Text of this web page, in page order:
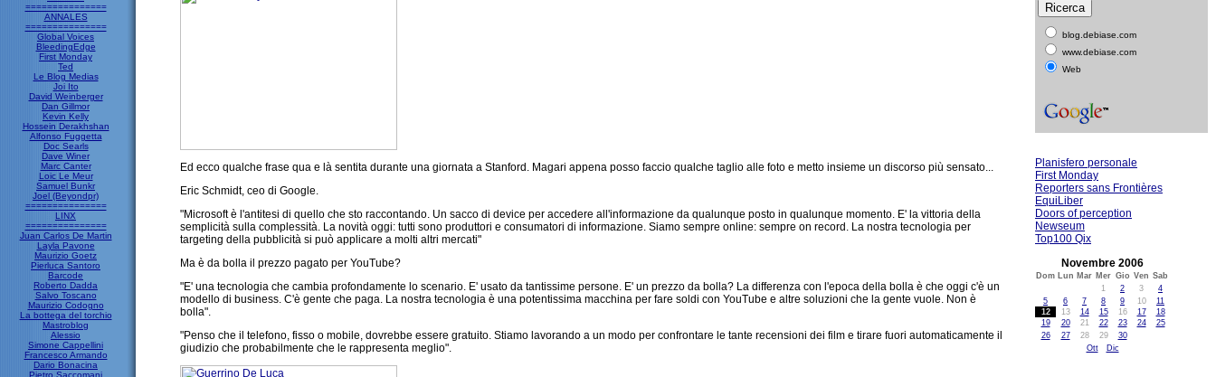
===============
ANNALES
===============
Global Voices
BleedingEdge
First Monday
Ted
Le Blog Medias
Joi Ito
David Weinberger
Dan Gillmor
Kevin Kelly
Hossein Derakhshan
Alfonso Fuggetta
Doc Searls
Dave Winer
Marc Canter
Loic Le Meur
Samuel Bunkr
Joel (Beyondpr)
===============
LINX
===============
Juan Carlos De Martin
Layla Pavone
Maurizio Goetz
Pierluca Santoro
Barcode
Roberto Dadda
Salvo Toscano
Maurizio Codogno
La bottega del torchio
Mastroblog
Alessio
Simone Cappellini
Francesco Armando
Dario Bonacina
Pietro Saccomani
Ed ecco qualche frase qua e là sentita durante una giornata a Stanford. Magari appena posso faccio qualche taglio alle foto e metto insieme un discorso più sensato...
Eric Schmidt, ceo di Google.
"Microsoft è l'antitesi di quello che sto raccontando. Un sacco di device per accedere all'informazione da qualunque posto in qualunque momento. E' la vittoria della
semplicità sulla complessità. La novità oggi: tutti sono produttori e consumatori di informazione. Siamo sempre online: sempre on record. La nostra tecnologia per
targeting della pubblicità si può applicare a molti altri mercati"
Ma è da bolla il prezzo pagato per YouTube?
"E' una tecnologia che cambia profondamente lo scenario. E' usato da tantissime persone. E' un prezzo da bolla? La differenza con l'epoca della bolla è che oggi c'è un
modello di business. C'è gente che paga. La nostra tecnologia è una potentissima macchina per fare soldi con YouTube e altre soluzioni che la gente vuole. Non è
bolla".
"Penso che il telefono, fisso o mobile, dovrebbe essere gratuito. Stiamo lavorando a un modo per confrontare le tante recensioni dei film e tirare fuori automaticamente il
giudizio che probabilmente che le rappresenta meglio".
blog.debiase.com
www.debiase.com
Web
Planisfero personale
First Monday
Reporters sans Frontières
EquiLiber
Doors of perception
Newseum
Top100 Qix
Novembre 2006
Dom Lun Mar Mer Gio Ven Sab
1
2 3
4
5
6 7 8 9 10
11
12
13 14 15 16 17
18
19
20 21 22 23 24
25
26
27 28 29
30
Ott
Dic